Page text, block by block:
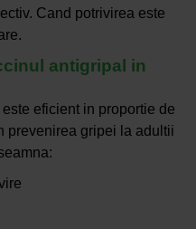
Cand potrivirea este
antigripal in
eficient in proportie de
prevenirea gripei la adultii